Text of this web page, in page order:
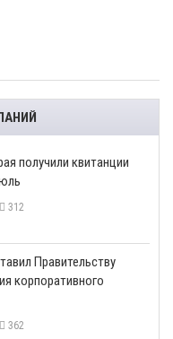
получили квитанции
312
Правительству
корпоративного
362